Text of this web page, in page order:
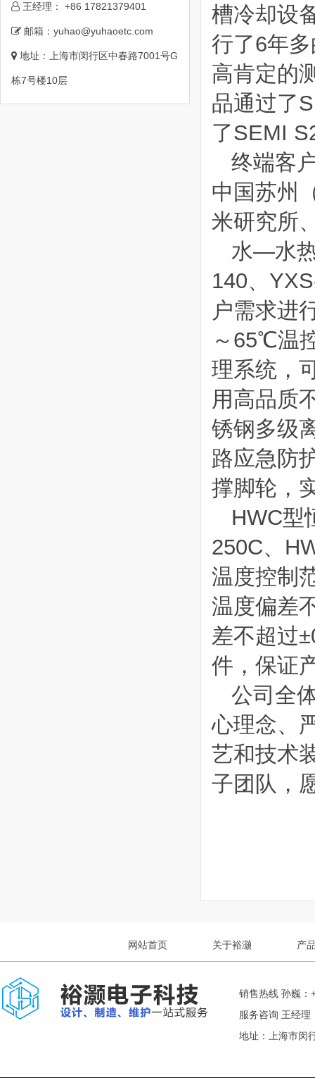
王经理： +86 17821379401
邮箱：yuhao@yuhaoetc.com
地址：上海市闵行区中春路7001号G
栋7号楼10层
槽冷却设
行了6年
高肯定的
品通过了
了SEMI
终端客
中国苏州
米研究所
水—水
140、
户需求进
～65℃温
理系统，
用高品质
锈钢多级
路应急防
撑脚轮，
HWC型
250C、
温度控制
温度偏差
差不超过
件，保证
公司全
心理念、
艺和技术
子团队，
网站首页 关于裕灏 产
销售热线 孙巍
服务咨询 王经
地址：上海市闵